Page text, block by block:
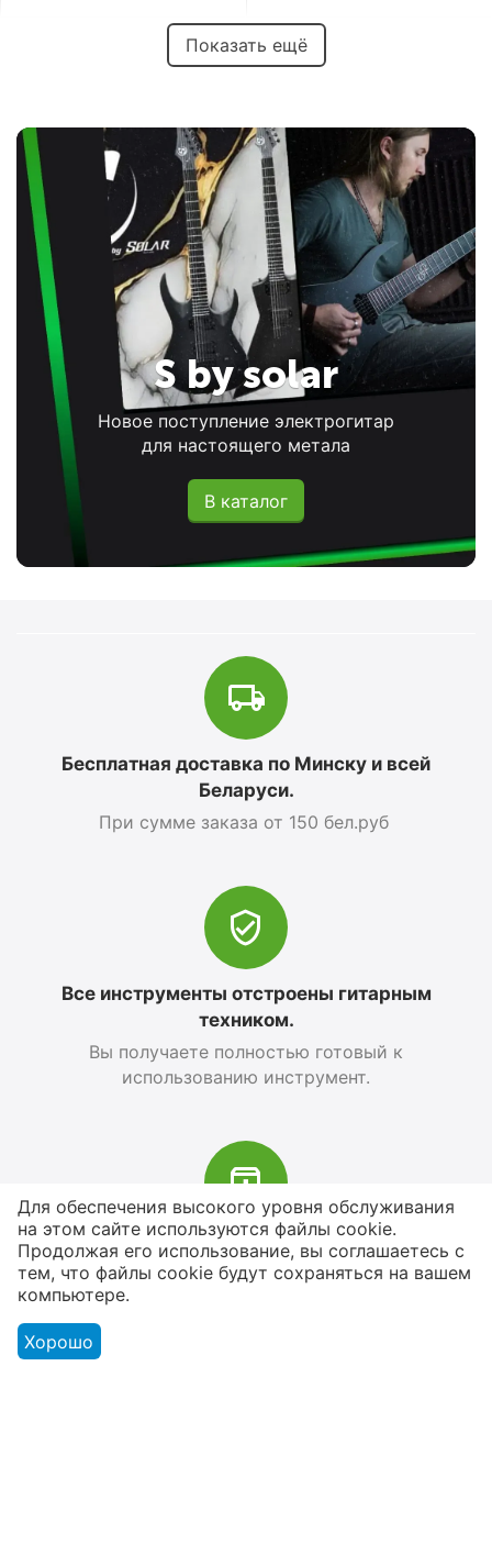
Показать ещё
S by solar
Новое поступление электрогитар
для настоящего метала
В каталог
Бесплатная доставка по Минску и всей
Беларуси.
При сумме заказа от 150 бел.руб
Все инструменты отстроены гитарным
техником.
Вы получаете полностью готовый к
использованию инструмент.
В наличии более 4000 наименований
товаров
От расходников до сценического
Для обеспечения высокого уровня обслуживания
на этом сайте используются файлы cookie.
Продолжая его использование, вы соглашаетесь с
тем, что файлы cookie будут сохраняться на вашем
компьютере.
Хорошо